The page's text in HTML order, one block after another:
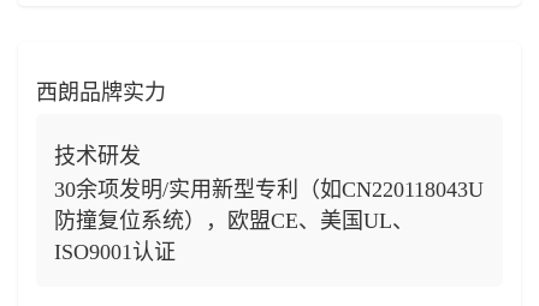
西朗品牌实力
技术研发
30余项发明/实用新型专利（如CN220118043U
防撞复位系统），欧盟CE、美国UL、
ISO9001认证